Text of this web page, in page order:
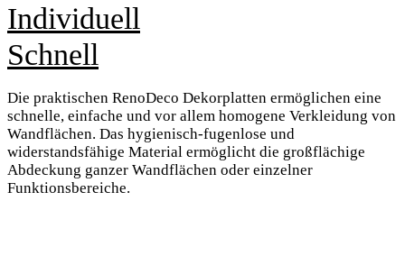
Die praktischen RenoDeco Dekorplatten ermöglichen eine
schnelle, einfache und vor allem homogene Verkleidung von
Wandflächen. Das hygienisch-fugenlose und
widerstandsfähige Material ermöglicht die großflächige
Abdeckung ganzer Wandflächen oder einzelner
Funktionsbereiche.
Individuell
Schnell